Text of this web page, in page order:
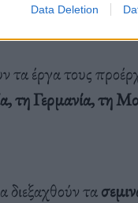
Data Deletion
τα έργα τους
τη Γερμανία, τη
διεξαχθούν τα